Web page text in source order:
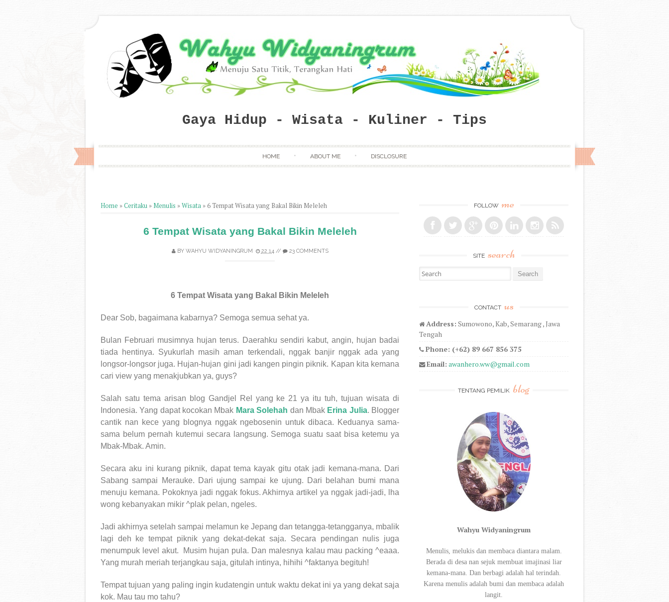
Gaya Hidup - Wisata - Kuliner - Tips
HOME ABOUT ME DISCLOSURE
Home »Ceritaku » Menulis »Wisata » 6 Tempat Wisata yang Bakal Bikin Meleleh
6 Tempat Wisata yang Bakal Bikin Meleleh
BY WAHYU WIDYANINGRUM 22.14// 23 COMMENTS
6 Tempat Wisata yang Bakal Bikin Meleleh
Dear Sob, bagaimana kabarnya? Semoga semua sehat ya.
Bulan Februari musimnya hujan terus. Daerahku sendiri kabut, angin, hujan badai
tiada hentinya. Syukurlah masih aman terkendali, nggak banjir nggak ada yang
longsor-longsor juga. Hujan-hujan gini jadi kangen pingin piknik. Kapan kita kemana
cari view yang menakjubkan ya, guys?
Salah satu tema arisan blog Gandjel Rel yang ke 21 ya itu tuh, tujuan wisata di
Indonesia. Yang dapat kocokan Mbak Mara Solehah dan Mbak Erina Julia. Blogger
cantik nan kece yang blognya nggak ngebosenin untuk dibaca. Keduanya sama-
sama belum pernah kutemui secara langsung. Semoga suatu saat bisa ketemu ya
Mbak-Mbak. Amin.
Secara aku ini kurang piknik, dapat tema kayak gitu otak jadi kemana-mana. Dari
Sabang sampai Merauke. Dari ujung sampai ke ujung. Dari belahan bumi mana
menuju kemana. Pokoknya jadi nggak fokus. Akhirnya artikel ya nggak jadi-jadi, lha
wong kebanyakan mikir ^plak pelan, ngeles.
Jadi akhirnya setelah sampai melamun ke Jepang dan tetangga-tetangganya, mbalik
lagi deh ke tempat piknik yang dekat-dekat saja. Secara pendingan nulis juga
menumpuk level akut.
Musim hujan pula. Dan malesnya kalau mau packing ^eaaa.
Yang murah meriah terjangkau saja, gitulah intinya, hihihi ^faktanya begituh!
Tempat tujuan yang paling ingin kudatengin untuk waktu dekat ini ya yang dekat saja
kok. Mau tau mo tahu?
FOLLOW me
SITE search
Search for:
CONTACT us
Address: Sumowono, Kab, Semarang , Jawa
Tengah
Phone: (+62) 89 667 856 375
Email: awanhero.ww@gmail.com
TENTANG PEMILIK blog
Wahyu Widyaningrum
Menulis, melukis dan membaca diantara malam.
Berada di desa nan sejuk membuat imajinasi liar
kemana-mana. Dan berbagi adalah hal terindah.
Karena menulis adalah bumi dan membaca adalah
langit.